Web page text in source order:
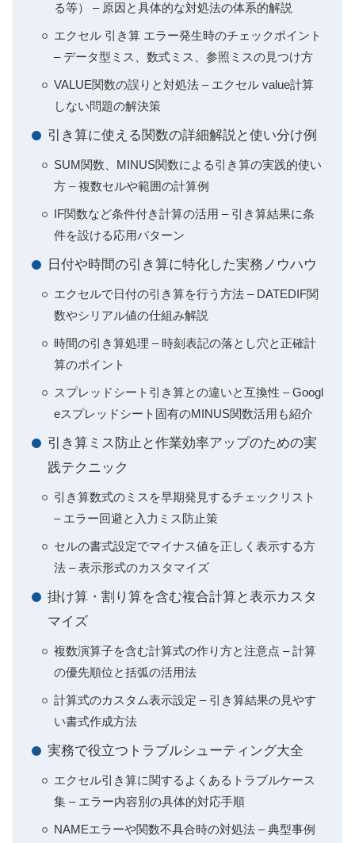
る等） – 原因と具体的な対処法の体系的解説
エクセル 引き算 エラー発生時のチェックポイント
– データ型ミス、数式ミス、参照ミスの見つけ方
VALUE関数の誤りと対処法 – エクセル value計算
しない問題の解決策
引き算に使える関数の詳細解説と使い分け例
SUM関数、MINUS関数による引き算の実践的使い
方 – 複数セルや範囲の計算例
IF関数など条件付き計算の活用 – 引き算結果に条
件を設ける応用パターン
日付や時間の引き算に特化した実務ノウハウ
エクセルで日付の引き算を行う方法 – DATEDIF関
数やシリアル値の仕組み解説
時間の引き算処理 – 時刻表記の落とし穴と正確計
算のポイント
スプレッドシート引き算との違いと互換性 – Googl
eスプレッドシート固有のMINUS関数活用も紹介
引き算ミス防止と作業効率アップのための実
践テクニック
引き算数式のミスを早期発見するチェックリスト
– エラー回避と入力ミス防止策
セルの書式設定でマイナス値を正しく表示する方
法 – 表示形式のカスタマイズ
掛け算・割り算を含む複合計算と表示カスタ
マイズ
複数演算子を含む計算式の作り方と注意点 – 計算
の優先順位と括弧の活用法
計算式のカスタム表示設定 – 引き算結果の見やす
い書式作成方法
実務で役立つトラブルシューティング大全
エクセル引き算に関するよくあるトラブルケース
集 – エラー内容別の具体的対応手順
NAMEエラーや関数不具合時の対処法 – 典型事例